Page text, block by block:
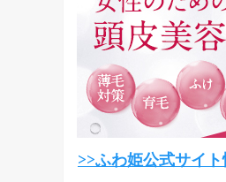
>>ふわ姫公式サイ